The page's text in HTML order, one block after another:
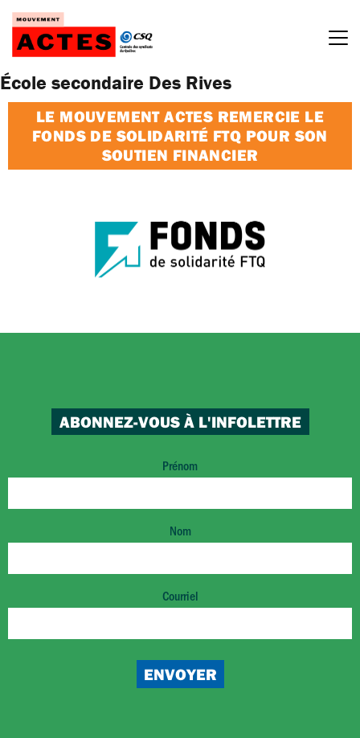
Passer
contenu
École secondaire Des Rives
LE MOUVEMENT ACTES REMERCIE LE
FONDS DE SOLIDARITÉ FTQ POUR SON
SOUTIEN FINANCIER
ABONNEZ-VOUS À L'INFOLETTRE
Prénom
Nom
Courriel